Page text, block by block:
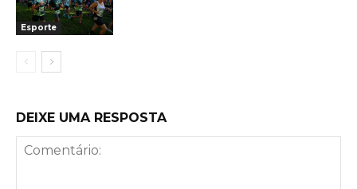
Esporte
DEIXE UMA RESPOSTA